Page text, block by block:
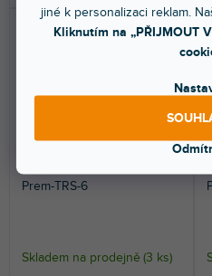
jiné k personalizaci reklam.
Kliknutím na „PŘIJMOUT
Prem-TRS-6
Skladem na prodejně (3 ks)